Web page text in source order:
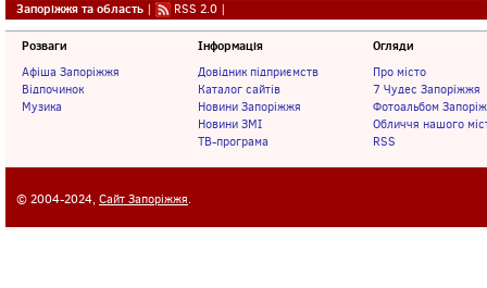
Запоріжжя та область | RSS 2.0 |
Розваги
Афіша Запоріжжя
Відпочинок
Музика
Інформація
Довідник підприємств
Каталог сайтів
Новини Запоріжжя
Новини ЗМІ
ТВ-програма
Огляди
Про місто
7 Чудес Запоріжжя
Фотоальбом
Обличчя нашого
RSS
© 2004-2024, Сайт Запоріжжя.